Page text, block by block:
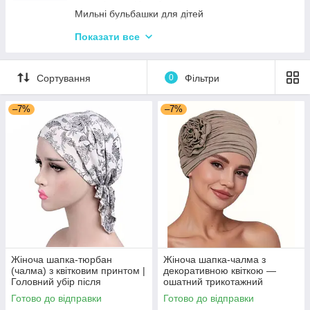
Мильні бульбашки для дітей
Гойдалки для дітей
Гірки для дитячого майданчика
Зимові іграшки для вулиці
Повітряні змії
Показати все
Сортування 0 Фільтри
–7%
Жіноча шапка-тюрбан
(чалма) з квітковим принтом |
Головний убір після
хіміотерапії, при алопеції |
Літня хустка на голову
Готово до відправки
–7%
Жіноча шапка-чалма з
декоративною квіткою —
ошатний трикотажний
тюрбан, колір Кава з
молоком
Готово до відправки